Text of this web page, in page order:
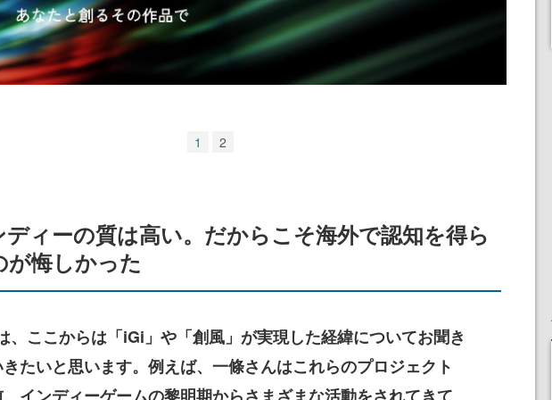
1 2
ディーの質は高い。だからこそ海外で認知を得ら
が悔しかった
、ここからは「iGi」や「創風」が実現した経緯についてお聞き
きたいと思います。例えば、一條さんはこれらのプロジェクト